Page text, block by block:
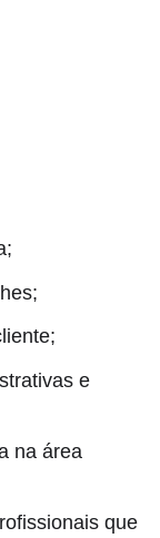
e
na área
que